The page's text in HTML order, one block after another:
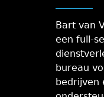
Bart van
een full-
bureau
bedrijven